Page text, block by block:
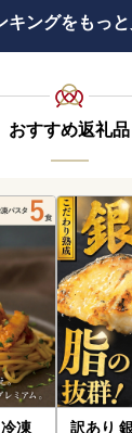
キングをもっ
おすすめ返礼品
凍
訳あり